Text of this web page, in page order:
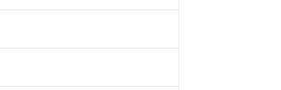
ビスの対象外となる商品もあることをご了承くださ
よび標準価格とは異なる場合があることをご了承く
使用がないことを確認しています。
、 PBDEs(ポリ臭化ジフェニルエーテル類) : 1000ppm、
ル) : 1000ppm、 BBP(フタル酸ブチルベンジル) : 1000ppm、